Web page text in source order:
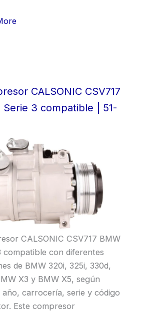
CALSONIC CSV717
Serie 3 compatible | 51-
CALSONIC CSV717 BMW
compatible con diferentes
de BMW 320i, 325i, 330d,
X3 y BMW X5, según
año, carrocería, serie y código
Este compresor